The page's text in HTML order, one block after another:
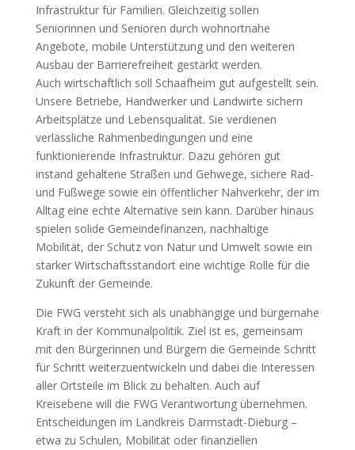
Infrastruktur für Familien. Gleichzeitig sollen
Seniorinnen und Senioren durch wohnortnahe
Angebote, mobile Unterstützung und den weiteren
Ausbau der Barrierefreiheit gestärkt werden.
Auch wirtschaftlich soll Schaafheim gut aufgestellt sein.
Unsere Betriebe, Handwerker und Landwirte sichern
Arbeitsplätze und Lebensqualität. Sie verdienen
verlässliche Rahmenbedingungen und eine
funktionierende Infrastruktur. Dazu gehören gut
instand gehaltene Straßen und Gehwege, sichere Rad-
und Fußwege sowie ein öffentlicher Nahverkehr, der im
Alltag eine echte Alternative sein kann. Darüber hinaus
spielen solide Gemeindefinanzen, nachhaltige
Mobilität, der Schutz von Natur und Umwelt sowie ein
starker Wirtschaftsstandort eine wichtige Rolle für die
Zukunft der Gemeinde.
Die FWG versteht sich als unabhängige und bürgernahe
Kraft in der Kommunalpolitik. Ziel ist es, gemeinsam
mit den Bürgerinnen und Bürgern die Gemeinde Schritt
für Schritt weiterzuentwickeln und dabei die Interessen
aller Ortsteile im Blick zu behalten. Auch auf
Kreisebene will die FWG Verantwortung übernehmen.
Entscheidungen im Landkreis Darmstadt-Dieburg –
etwa zu Schulen, Mobilität oder finanziellen